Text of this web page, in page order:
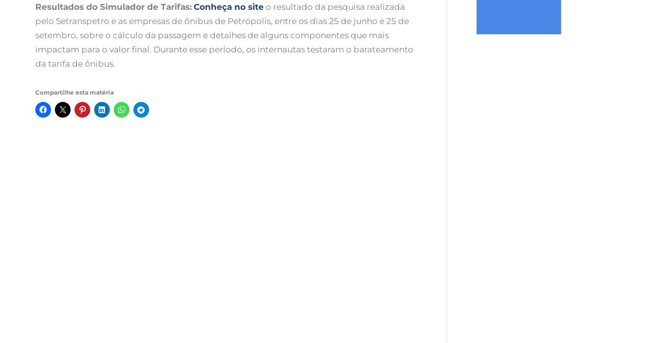
Resultados do Simulador de Tarifas: Conheça no site o resultado da pesquisa realizada
pelo Setranspetro e as empresas de ônibus de Petrópolis, entre os dias 25 de junho e 25 de
setembro, sobre o cálculo da passagem e detalhes de alguns componentes que mais
impactam para o valor final. Durante esse período, os internautas testaram o barateamento
da tarifa de ônibus.
Compartilhe esta matéria